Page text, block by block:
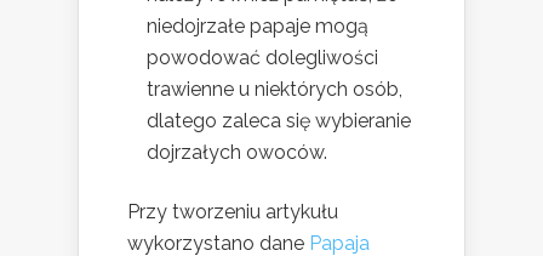
niedojrzałe papaje mogą
powodować dolegliwości
trawienne u niektórych osób,
dlatego zaleca się wybieranie
dojrzałych owoców.
Przy tworzeniu artykułu
wykorzystano dane Papaja